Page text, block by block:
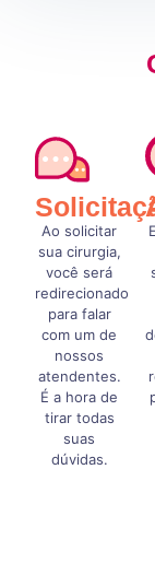
Ao solicitar
sua cirurgia,
você será
redirecionado
para falar
com um de
nossos
atendentes.
É a hora de
tirar todas
suas
dúvidas.